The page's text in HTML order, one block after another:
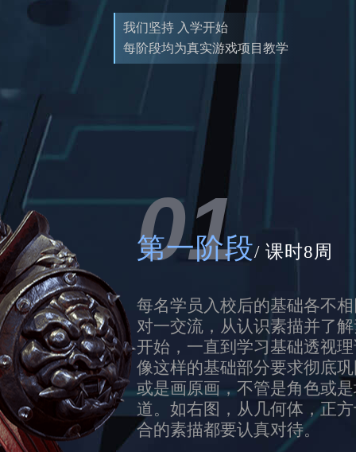
我们坚持 入学开始
每阶段均为真实游戏项目教学
01
第一阶段/ 课时8周
每名学员入校后的基础各不
对一交流，从认识素描并了
开始，一直到学习基础透视
像这样的基础部分要求彻底
或是画原画，不管是角色或
道。如右图，从几何体，正
合的素描都要认真对待。